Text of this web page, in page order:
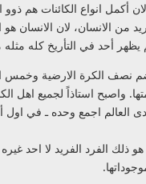
أكمل انواع الكائنات هم
من الانسان، لان الانسان
يظهر أحد في التأريخ كله
نصف الكرة الارضية وخمس
واصبح استاذاً لجميع
العالم اجمع وحده ـ في
ذلك الفرد الفريد لا احد غيره